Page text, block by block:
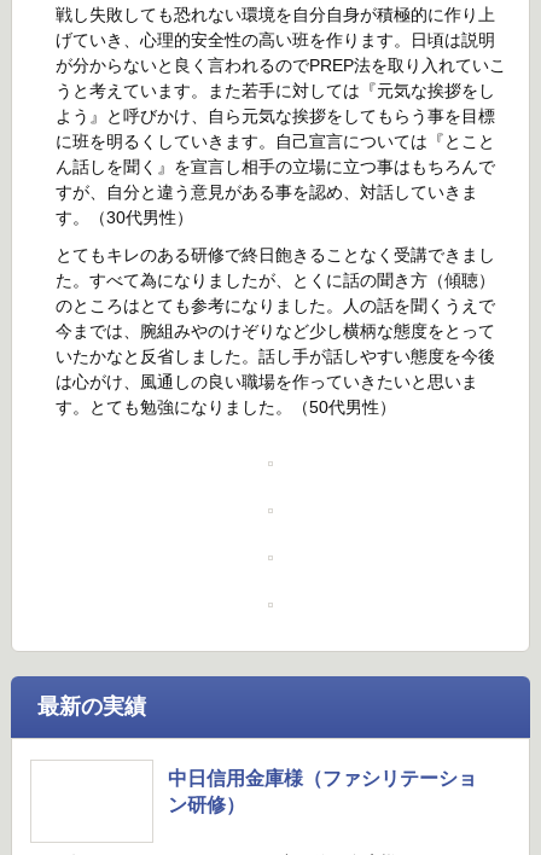
戦し失敗しても恐れない環境を自分自身が積極的に作り上
げていき、心理的安全性の高い班を作ります。日頃は説明
が分からないと良く言われるのでPREP法を取り入れていこ
うと考えています。また若手に対しては『元気な挨拶をし
よう』と呼びかけ、自ら元気な挨拶をしてもらう事を目標
に班を明るくしていきます。自己宣言については『とこと
ん話しを聞く』を宣言し相手の立場に立つ事はもちろんで
すが、自分と違う意見がある事を認め、対話していきま
す。（30代男性）
とてもキレのある研修で終日飽きることなく受講できまし
た。すべて為になりましたが、とくに話の聞き方（傾聴）
のところはとても参考になりました。人の話を聞くうえで
今までは、腕組みやのけぞりなど少し横柄な態度をとって
いたかなと反省しました。話し手が話しやすい態度を今後
は心がけ、風通しの良い職場を作っていきたいと思いま
す。とても勉強になりました。（50代男性）
最新の実績
中日信用金庫様（ファシリテーショ
ン研修）